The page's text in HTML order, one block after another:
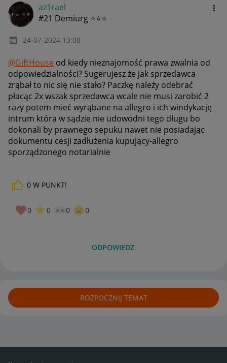
az1rael
#21 Demiurg ⭐⭐⭐
‎24-07-2024 13:08
@GiftHouse od kiedy nieznajomość prawa zwalnia od
odpowiedzialności? Sugerujesz że jak sprzedawca
zrąbał to nic się nie stało? Paczkę należy odebrać
płacąc 2x wszak sprzedawca wcale nie musi zarobić 2
razy potem mieć wyrąbane na allegro i ich windykację
intrum która w sądzie nie udowodni tego długu bo
dokonali by prawnego sepuku nawet nie posiadając
dokumentu cesji zadłużenia kupujący-allegro
sporządzonego notarialnie
0 W PUNKT!
0 0 0 0
ODPOWIEDZ
ROZPOCZNIJ TEMAT